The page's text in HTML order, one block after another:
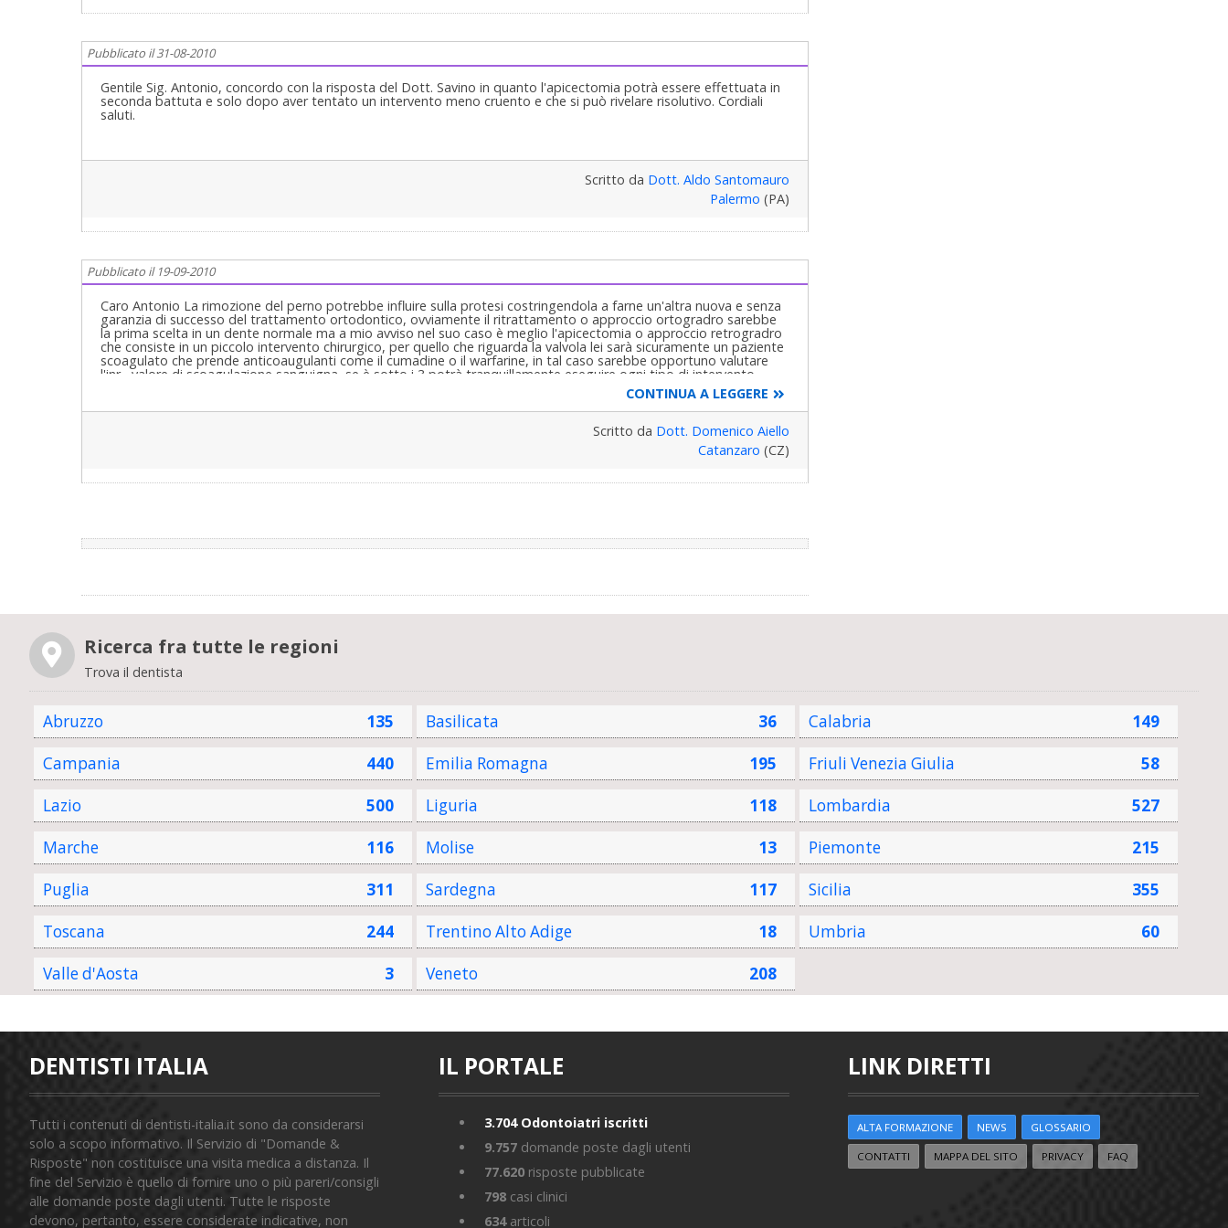
Pubblicato il 31-08-2010
Gentile Sig. Antonio, concordo con la risposta del Dott. Savino in quanto l'apicectomia potrà essere effettuata in
seconda battuta e solo dopo aver tentato un intervento meno cruento e che si può rivelare risolutivo. Cordiali
saluti.
Scritto da Dott. Aldo Santomauro
Palermo (PA)
Pubblicato il 19-09-2010
Caro Antonio La rimozione del perno potrebbe influire sulla protesi costringendola a farne un'altra nuova e senza
garanzia di successo del trattamento ortodontico, ovviamente il ritrattamento o approccio ortogradro sarebbe
la prima scelta in un dente normale ma a mio avviso nel suo caso è meglio l'apicectomia o approccio retrogradro
che consiste in un piccolo intervento chirurgico, per quello che riguarda la valvola lei sarà sicuramente un paziente
scoagulato che prende anticoaugulanti come il cumadine o il warfarine, in tal caso sarebbe opportuno valutare
l'inr , valore di scoagulazione sanguigna, se è sotto i 3 potrà tranquillamente eseguire ogni tipo di intervento
odontoiatrico oppure il suo cardiologo potrebbe eseguire la "finestra eparinica" sostituendo l'anticoagulante con
l'eparina a basso peso molecolare per alcuni giorni. la copertura antibiotica è d'obbligo per almeno 5, 6 giorni
distinti saluti
CONTINUA A LEGGERE
Scritto da Dott. Domenico Aiello
Catanzaro (CZ)
Ricerca fra tutte le regioni
Trova il dentista
Abruzzo 135 Basilicata 36 Calabria
149
Campania
440 Emilia Romagna 195 Friuli Venezia Giulia
58
Lazio
500 Liguria 118 Lombardia
527
Marche
116 Molise 13 Piemonte
215
Puglia
311 Sardegna 117 Sicilia
355
Toscana
244 Trentino Alto Adige 18 Umbria
60
Valle d'Aosta
3 Veneto 208
DENTISTI ITALIA
Tutti i contenuti di dentisti-italia.it sono da considerarsi
solo a scopo informativo. Il Servizio di "Domande &
Risposte" non costituisce una visita medica a distanza. Il
fine del Servizio è quello di fornire uno o più pareri/consigli
alle domande poste dagli utenti. Tutte le risposte
devono, pertanto, essere considerate indicative, non
IL PORTALE
3.704Odontoiatri iscritti
9.757 domande poste dagli utenti
77.620 risposte pubblicate
798 casi clinici
634articoli
LINK DIRETTI
ALTA FORMAZIONE NEWS GLOSSARIO
CONTATTI MAPPA DEL SITO PRIVACY FAQ